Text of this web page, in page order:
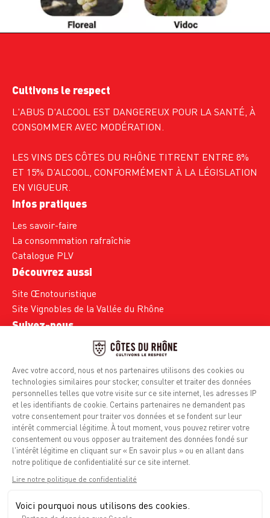
Cultivons le respect
L'ABUS D'ALCOOL EST DANGEREUX POUR LA SANTÉ, À
CONSOMMER AVEC MODÉRATION.
LES VINS DES CÔTES DU RHÔNE TITRENT ENTRE 8%
ET 15% D’ALCOOL, CONFORMÉMENT À LA LÉGISLATION
EN VIGUEUR.
Infos pratiques
Les savoir-faire
La consommation rafraîchie
Catalogue PLV
Découvrez aussi
Site Œnotouristique
Site Vignobles de la Vallée du Rhône
Suivez-nous
Mentions légales
Politique de confidentialité
Info calories
Contact
Espace presse